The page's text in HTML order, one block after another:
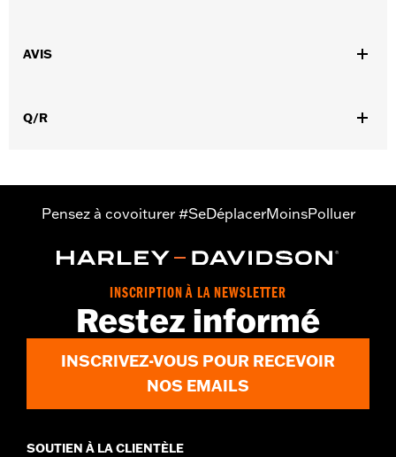
Collection:
GARANTIE:
Garantie du fabricant REV'IT - Rendez-vous sur
AVIS
Q/R
Pensez à covoiturer #SeDéplacerMoinsPolluer
INSCRIPTION À LA NEWSLETTER
Restez informé
INSCRIVEZ-VOUS POUR RECEVOIR
NOS EMAILS
SOUTIEN À LA CLIENTÈLE